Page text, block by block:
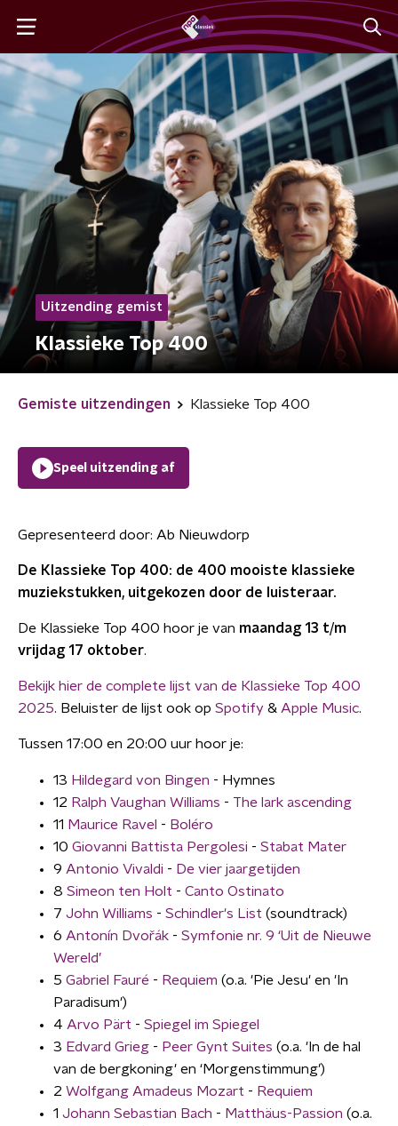
Uitzending gemist
Klassieke Top 400
Gemiste uitzendingen Klassieke Top 400
Speel uitzending af
Gepresenteerd door: Ab Nieuwdorp
De Klassieke Top 400: de 400 mooiste klassieke
muziekstukken, uitgekozen door de luisteraar.
De Klassieke Top 400 hoor je van maandag 13 t/m
vrijdag 17 oktober.
Bekijk hier de complete lijst van de Klassieke Top 400
2025. Beluister de lijst ook op Spotify & Apple Music.
Tussen 17:00 en 20:00 uur hoor je:
13 Hildegard von Bingen - Hymnes
12 Ralph Vaughan Williams - The lark ascending
11 Maurice Ravel - Boléro
10 Giovanni Battista Pergolesi - Stabat Mater
9 Antonio Vivaldi - De vier jaargetijden
8 Simeon ten Holt - Canto Ostinato
7 John Williams - Schindler's List (soundtrack)
6 Antonín Dvořák - Symfonie nr. 9 ‘Uit de Nieuwe
Wereld’
5 Gabriel Fauré - Requiem (o.a. 'Pie Jesu' en 'In
Paradisum')
4 Arvo Pärt - Spiegel im Spiegel
3 Edvard Grieg - Peer Gynt Suites (o.a. 'In de hal
van de bergkoning' en ‘Morgenstimmung’)
2 Wolfgang Amadeus Mozart - Requiem
1 Johann Sebastian Bach - Matthäus-Passion (o.a.